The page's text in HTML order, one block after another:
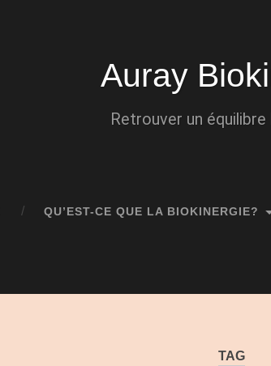
Auray
Retrouver un équilibre
QU’EST-CE QUE LA BIOKINERGIE?
TAG